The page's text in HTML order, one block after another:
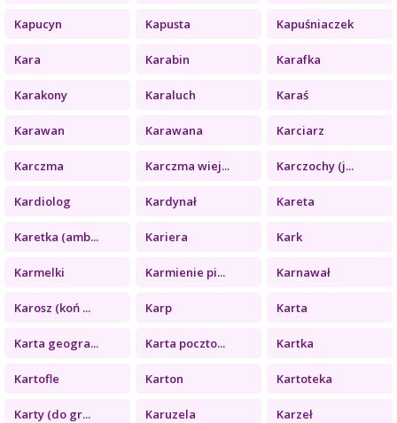
Kapucyn Kapusta Kapuśniaczek
Kara Karabin Karafka
Karakony Karaluch Karaś
Karawan Karawana Karciarz
Karczma Karczma wiej... Karczochy (j...
Kardiolog Kardynał Kareta
Karetka (amb... Kariera Kark
Karmelki Karmienie pi... Karnawał
Karosz (koń ... Karp Karta
Karta geogra... Karta poczto... Kartka
Kartofle Karton Kartoteka
Karty (do gr... Karuzela Karzeł